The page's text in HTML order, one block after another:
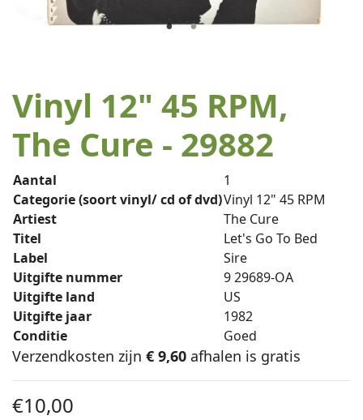
Vinyl 12" 45 RPM,
The Cure - 29882
Aantal
1
Categorie (soort vinyl/ cd of dvd)Vinyl 12" 45 RPM
Artiest
The Cure
Titel
Let's Go To Bed
Label
Sire
Uitgifte nummer
9 29689-OA
Uitgifte land
US
Uitgifte jaar
1982
Conditie
Goed
Verzendkosten zijn € 9,60 afhalen is gratis
€10,00